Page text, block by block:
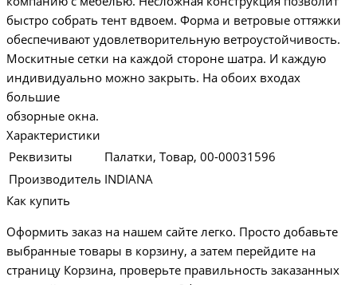
быстро собрать тент вдвоем. Форма и ветровые оттяжки
обеспечивают удовлетворительную ветроустойчивость.
Москитные сетки на каждой стороне шатра. И каждую
индивидуально можно закрыть. На обоих входах
большие
обзорные окна.
Характеристики
Реквизиты
Палатки, Товар, 00-00031596
Производитель INDIANA
Как купить
Оформить заказ на нашем сайте легко. Просто добавьте
выбранные товары в корзину, а затем перейдите на
страницу Корзина, проверьте правильность заказанных